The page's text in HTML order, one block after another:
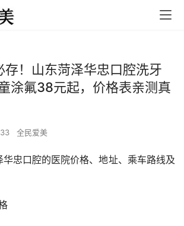
存！山东菏泽华忠口腔洗牙
涂氟38元起，价格表亲测真
全民爱美
忠口腔的医院价格、地址、乘车路线及